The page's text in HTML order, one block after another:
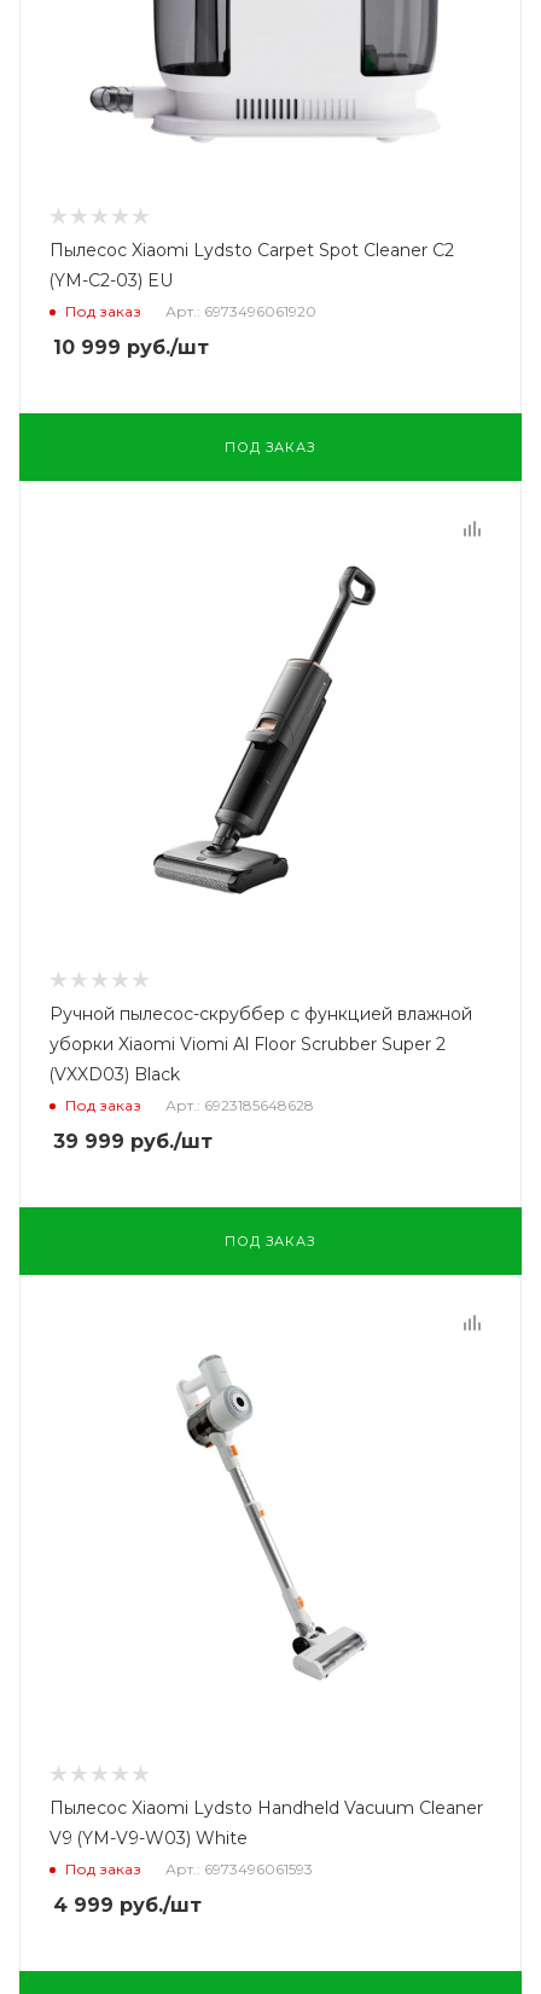
Пылесос Xiaomi Lydsto Carpet Spot Cleaner C2
(YM-C2-03) EU
Под заказ Арт.: 6973496061920
10 999 руб./шт
ПОД ЗАКАЗ
Ручной пылесос-скруббер с функцией влажной
уборки Xiaomi Viomi Al Floor Scrubber Super 2
(VXXD03) Black
Под заказ Арт.: 6923185648628
39 999 руб./шт
ПОД ЗАКАЗ
Пылесос Xiaomi Lydsto Handheld Vacuum Cleaner
V9 (YM-V9-W03) White
Под заказ Арт.: 6973496061593
4 999 руб./шт